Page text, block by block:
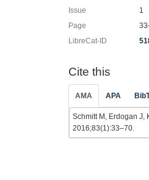
Issue
1
Page
LibreCat-ID
Cite this
AMA APA
Schmitt M, Erdogan J,
2016;83(1):33–70.